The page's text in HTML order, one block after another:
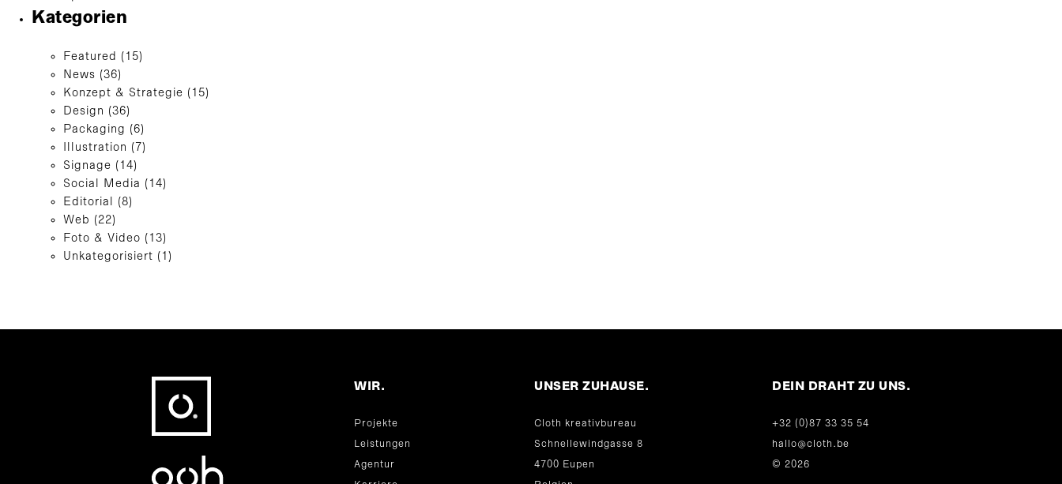
Kategorien
Featured (15)
News (36)
Konzept & Strategie (15)
Design (36)
Packaging (6)
Illustration (7)
Signage (14)
Social Media (14)
Editorial (8)
Web (22)
Foto & Video (13)
Unkategorisiert (1)
WIR.
Projekte
Leistungen
Agentur
UNSER ZUHAUSE.
Cloth kreativbureau
Schnellewindgasse 8
4700 Eupen
DEIN DRAHT ZU UNS.
+32 (0)87 33 35 54
hallo@cloth.be
© 2026